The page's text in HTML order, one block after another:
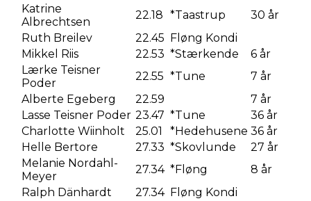
Katrine
Albrechtsen
22.18 *Taastrup
30 år
Ruth Breilev
22.45 Fløng Kondi
Mikkel Riis
22.53 *Stærkende
6 år
Lærke Teisner
Poder
22.55 *Tune
7 år
Alberte Egeberg
22.59
7 år
Lasse Teisner Poder 23.47 *Tune
36 år
Charlotte Wiinholt
25.01 *Hedehusene 36 år
Helle Bertore
27.33 *Skovlunde
27 år
Melanie Nordahl-
Meyer
27.34 *Fløng
8 år
Ralph Dänhardt
27.34 Fløng Kondi